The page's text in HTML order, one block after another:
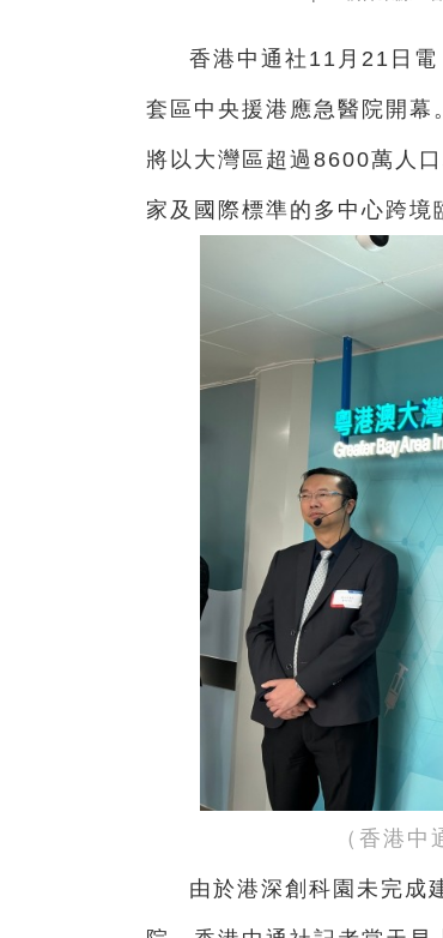
香港中通社11月21日
套區中央援港應急醫院開幕
將以大灣區超過8600萬人
家及國際標準的多中心跨境
（香港
由於港深創科園未完成